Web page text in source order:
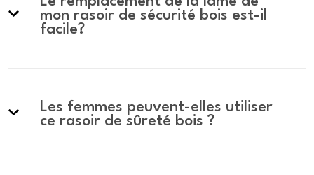
mon rasoir de sécurité bois est-il
facile?
Les femmes peuvent-elles utiliser
ce rasoir de sûreté bois ?